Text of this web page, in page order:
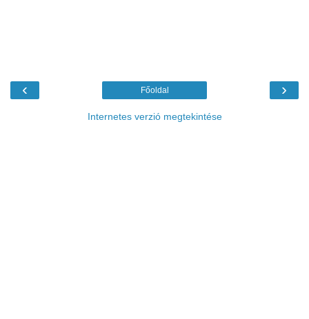
‹ ›
Főoldal
Internetes verzió megtekintése